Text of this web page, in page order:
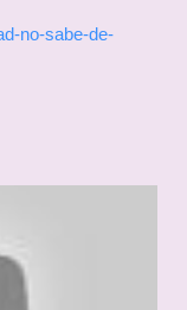
no-sabe-de-